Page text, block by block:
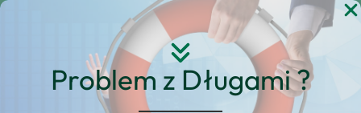
Problem z Długami ?
Przejdź